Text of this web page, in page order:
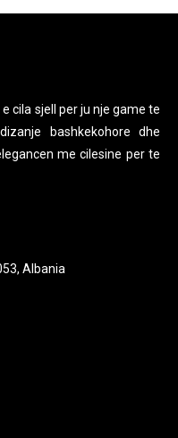
cila sjell per ju nje game te
bashkekohore dhe
me cilesine per te
Albania